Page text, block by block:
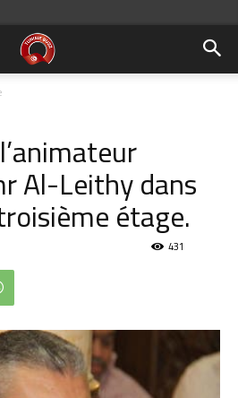
Al-Leithy dans
étage.
431